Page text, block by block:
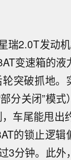
瑞2.0T发动
变速箱的液
突破抓地。
关闭”模式
车尾能甩出
的锁止逻辑
3分钟。此外